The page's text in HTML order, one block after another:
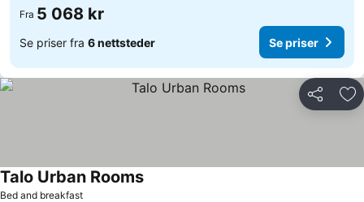
Fra 5 068 kr
Se priser fra 6 nettsteder Se priser
Del
Bed and breakfast
Talo Urban RoomsSe priser